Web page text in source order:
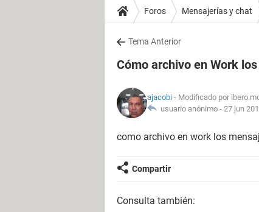
Foros Mensajerías y chat
Tema Anterior
Cómo archivo en Work
ajacobi - Modificado por
usuario anónimo - 27 jun
como archivo en work los
Compartir
Consulta también: